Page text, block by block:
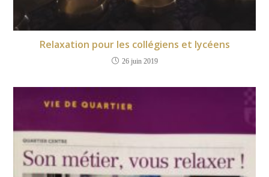
Relaxation pour les collégiens et lycéens
26 juin 2019